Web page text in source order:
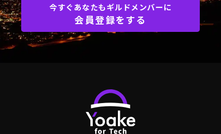
・投資領域のため、ある程度の開発予算がある
中で裁量を持って自由に開発できる
・大きな意思決定に向き合いながら、幅広い開
発経験が得られる
ユーザのリアルな声に向き合いながら開発でき
今すぐあなたもギルドメンバーに
会員登録をする